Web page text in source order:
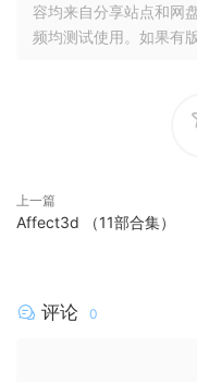
容均来自分享站点和网
频均测试使用。如果有
上一篇
Affect3d （11部合集）
评论 0